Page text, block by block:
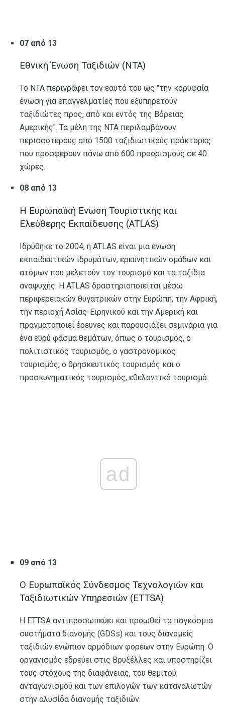
07 από 13
Εθνική Ένωση Ταξιδιών (NTA)
Το NTA περιγράφει τον εαυτό του ως "την κορυφαία
ένωση για επαγγελματίες που εξυπηρετούν
ταξιδιώτες προς, από και εντός της Βόρειας
Αμερικής". Τα μέλη της NTA περιλαμβάνουν
περισσότερους από 1500 ταξιδιωτικούς πράκτορες
που προσφέρουν πάνω από 600 προορισμούς σε 40
χώρες.
08 από 13
Η Ευρωπαϊκή Ένωση Τουριστικής και
Ελεύθερης Εκπαίδευσης (ATLAS)
Ιδρύθηκε το 2004, η ATLAS είναι μια ένωση
εκπαιδευτικών ιδρυμάτων, ερευνητικών ομάδων και
ατόμων που μελετούν τον τουρισμό και τα ταξίδια
αναψυχής. Η ATLAS δραστηριοποιείται μέσω
περιφερειακών θυγατρικών στην Ευρώπη, την Αφρική,
την περιοχή Ασίας-Ειρηνικού και την Αμερική και
πραγματοποιεί έρευνες και παρουσιάζει σεμινάρια για
ένα ευρύ φάσμα θεμάτων, όπως ο τουρισμός, ο
πολιτιστικός τουρισμός, ο γαστρονομικός
τουρισμός, ο θρησκευτικός τουρισμός και ο
προσκυνηματικός τουρισμός, εθελοντικό τουρισμό.
ad
09 από 13
Ο Ευρωπαϊκός Σύνδεσμος Τεχνολογιών και
Ταξιδιωτικών Υπηρεσιών (ETTSA)
Η ETTSA αντιπροσωπεύει και προωθεί τα παγκόσμια
συστήματα διανομής (GDSs) και τους διανομείς
ταξιδιών ενώπιον αρμόδιων φορέων στην Ευρώπη. Ο
οργανισμός εδρεύει στις Βρυξέλλες και υποστηρίζει
τους στόχους της διαφάνειας, του θεμιτού
ανταγωνισμού και των επιλογών των καταναλωτών
στην αλυσίδα διανομής ταξιδιών.